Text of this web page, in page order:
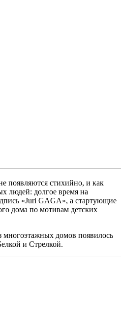
появляются стихийно, и как
людей: долгое время на
«Juri GAGA», а стартующие
дома по мотивам детских
многоэтажных домов появилось
и Стрелкой.